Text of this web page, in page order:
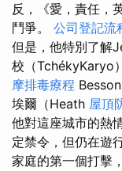
反，《愛，責任，
鬥爭。 公司登記流
但是，他特別了解
校（TchékyKaryo
摩排毒療程
埃爾（Heath 屋頂
他對這座城市的熱
定禁令，但仍在遊
家庭的第一個打擊